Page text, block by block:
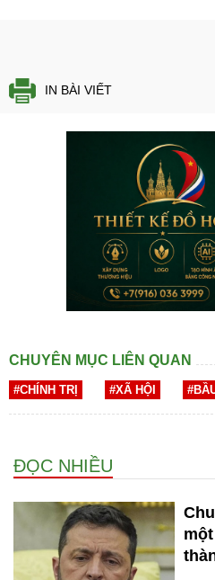
IN BÀI VIẾT
CHUYÊN MỤC LIÊN QUAN
#CHÍNH TRỊ #XÃ HỘI
ĐỌC NHIỀU